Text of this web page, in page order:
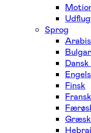
Sprog
Finsk
Fransk
Græsk